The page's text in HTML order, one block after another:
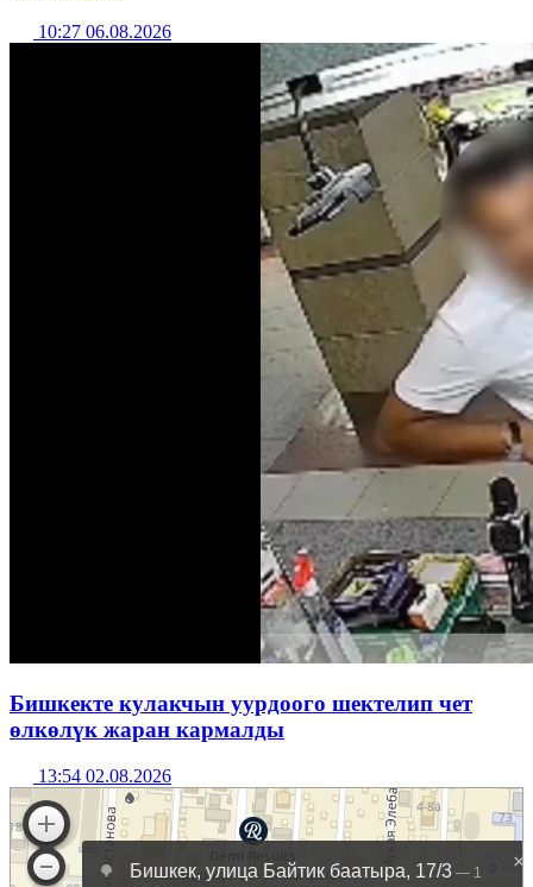
10:27 06.08.2026
Бишкекте кулакчын уурдоого шектелип чет
өлкөлүк жаран кармалды
13:54 02.08.2026